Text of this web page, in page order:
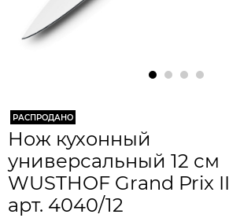
РАСПРОДАНО
Нож кухонный
универсальный 12 см
WUSTHOF Grand Prix II
арт. 4040/12